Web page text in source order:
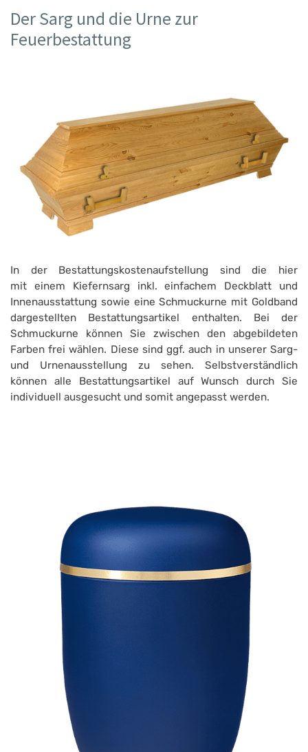
Der Sarg und die Urne zur
Feuerbestattung
In der Bestattungskostenaufstellung sind die hier
mit einem Kiefernsarg inkl. einfachem Deckblatt und
Innenausstattung sowie eine Schmuckurne mit Goldband
dargestellten Bestattungsartikel enthalten. Bei der
Schmuckurne können Sie zwischen den abgebildeten
Farben frei wählen. Diese sind ggf. auch in unserer Sarg-
und Urnenausstellung zu sehen. Selbstverständlich
können alle Bestattungsartikel auf Wunsch durch Sie
individuell ausgesucht und somit angepasst werden.